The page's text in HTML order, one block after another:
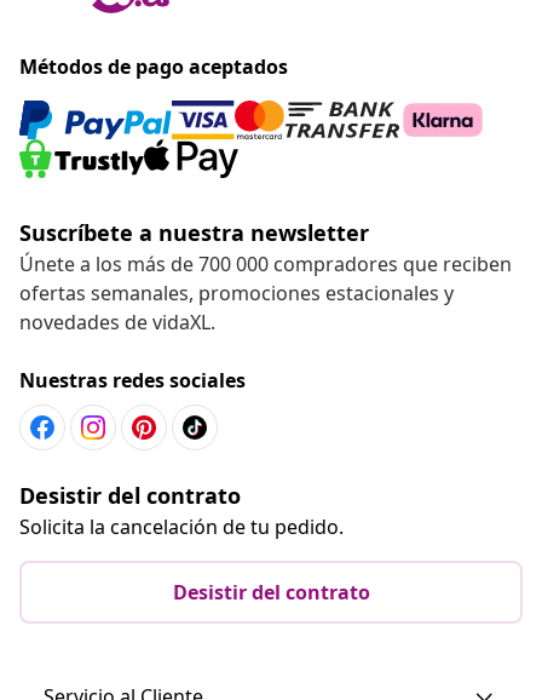
Métodos de pago aceptados
Suscríbete a nuestra newsletter
Únete a los más de 700 000 compradores que reciben
ofertas semanales, promociones estacionales y
novedades de vidaXL.
Nuestras redes sociales
Desistir del contrato
Solicita la cancelación de tu pedido.
Desistir del contrato